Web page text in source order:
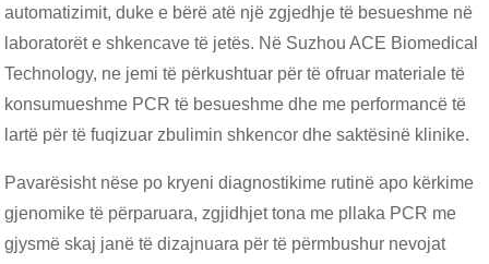
automatizimit, duke e bërë atë një zgjedhje të besueshme në
laboratorët e shkencave të jetës. Në Suzhou ACE Biomedical
Technology, ne jemi të përkushtuar për të ofruar materiale të
konsumueshme PCR të besueshme dhe me performancë të
lartë për të fuqizuar zbulimin shkencor dhe saktësinë klinike.
Pavarësisht nëse po kryeni diagnostikime rutinë apo kërkime
gjenomike të përparuara, zgjidhjet tona me pllaka PCR me
gjysmë skaj janë të dizajnuara për të përmbushur nevojat